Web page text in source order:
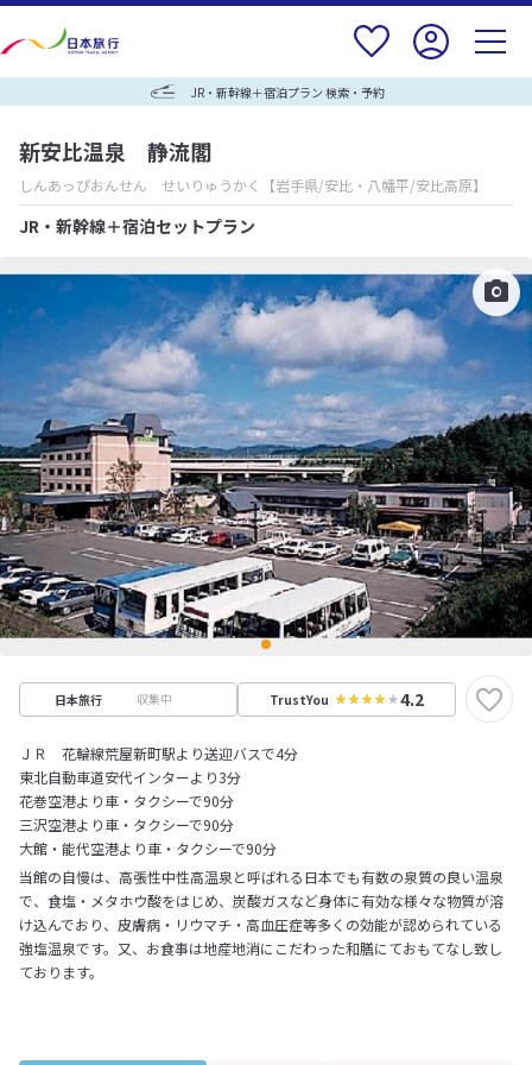
JR・新幹線＋宿泊プラン 検索・予約
新安比温泉 静流閣
しんあっぴおんせん せいりゅうかく 【岩手県/安比・八幡平/安比高原】
JR・新幹線＋宿泊セットプラン
日本旅行 収集中 TrustYou 4.2
ＪＲ 花輪線荒屋新町駅より送迎バスで4分
東北自動車道安代インターより3分
花巻空港より車・タクシーで90分
三沢空港より車・タクシーで90分
大館・能代空港より車・タクシーで90分
当館の自慢は、高張性中性高温泉と呼ばれる日本でも有数の泉質の良い温泉
で、食塩・メタホウ酸をはじめ、炭酸ガスなど身体に有効な様々な物質が溶
け込んでおり、皮膚病・リウマチ・高血圧症等多くの効能が認められている
強塩温泉です。又、お食事は地産地消にこだわった和膳にておもてなし致し
ております。